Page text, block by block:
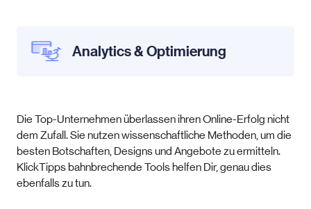
Analytics & Optimierung
Die Top-Unternehmen überlassen ihren Online-Erfolg nicht
dem Zufall. Sie nutzen wissenschaftliche Methoden, um die
besten Botschaften, Designs und Angebote zu ermitteln.
KlickTipps bahnbrechende Tools helfen Dir, genau dies
ebenfalls zu tun.